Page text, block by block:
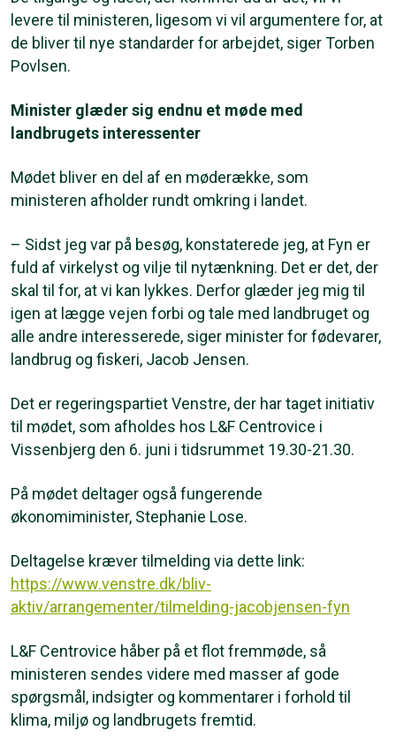
levere til ministeren, ligesom vi vil argumentere for, at
de bliver til nye standarder for arbejdet, siger Torben
Povlsen.
Minister glæder sig endnu et møde med
landbrugets interessenter
Mødet bliver en del af en møderække, som
ministeren afholder rundt omkring i landet.
– Sidst jeg var på besøg, konstaterede jeg, at Fyn er
fuld af virkelyst og vilje til nytænkning. Det er det, der
skal til for, at vi kan lykkes. Derfor glæder jeg mig til
igen at lægge vejen forbi og tale med landbruget og
alle andre interesserede, siger minister for fødevarer,
landbrug og fiskeri, Jacob Jensen.
Det er regeringspartiet Venstre, der har taget initiativ
til mødet, som afholdes hos L&F Centrovice i
Vissenbjerg den 6. juni i tidsrummet 19.30-21.30.
På mødet deltager også fungerende
økonomiminister, Stephanie Lose.
Deltagelse kræver tilmelding via dette link:
https://www.venstre.dk/bliv-
aktiv/arrangementer/tilmelding-jacobjensen-fyn
L&F Centrovice håber på et flot fremmøde, så
ministeren sendes videre med masser af gode
spørgsmål, indsigter og kommentarer i forhold til
klima, miljø og landbrugets fremtid.